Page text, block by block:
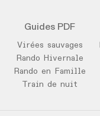
Guides PDF
Virées sauvages
Rando Hivernale
Rando en Famille
Train de nuit